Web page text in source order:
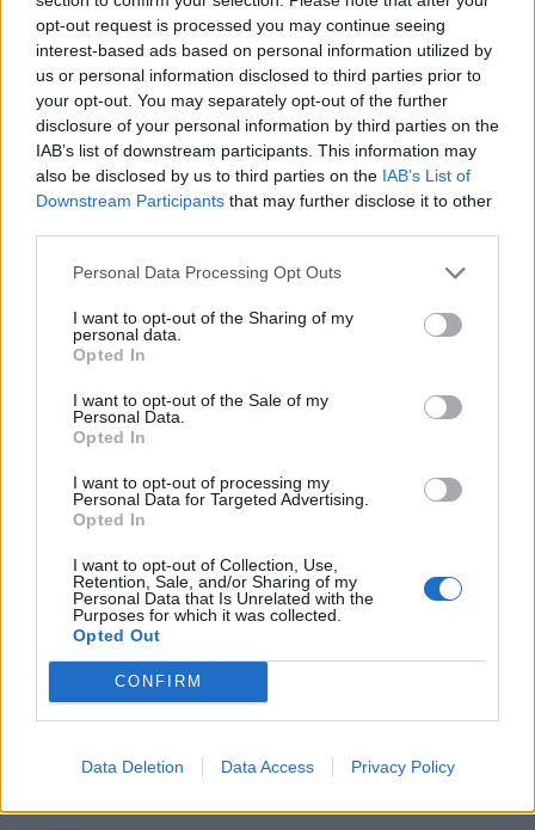
opt-out request is processed you may continue seeing
interest-based ads based on personal information utilized by
us or personal information disclosed to third parties prior to
your opt-out. You may separately opt-out of the further
disclosure of your personal information by third parties on the
IAB’s list of downstream participants. This information may
also be disclosed by us to third parties on the IAB’s List of
Downstream Participants that may further disclose it to other
Personal Data Processing Opt Outs
I want to opt-out of the Sharing of my
personal data.
Opted In
I want to opt-out of the Sale of my
Personal Data.
Opted In
I want to opt-out of processing my
Personal Data for Targeted Advertising.
Opted In
I want to opt-out of Collection, Use,
Retention, Sale, and/or Sharing of my
Personal Data that Is Unrelated with the
Purposes for which it was collected.
Opted Out
CONFIRM
Data Deletion Data Access Privacy Policy
Předchozí článek
David Eršil bodoval na
Následující článek
Nové prostory gynekologie
veřejnosti
SOUVISEJÍCÍ ČLÁNKY
VÍCE OD AUTORA
Dnes se v Příbrami otevře výstava
Rovnováha života. Vernisáž nabídne
Festival hudby na zámku Dobříš sází na
jedinečnou atmosféru. Klasiku propojí
s dalšími žánry i rodinným programem
Fesťáczek Presents poprvé míří do
Lesního divadla Skalka. Nabídne hudbu,
divadlo i tvořivé dílny